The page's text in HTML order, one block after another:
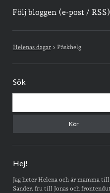
Följ bloggen (e-post / RSS)
Sidopanel
Helenas dagar> Påskhelg
Sök
Hej!
Jag heter Helena och är mamma
Sander, fru till Jonas och